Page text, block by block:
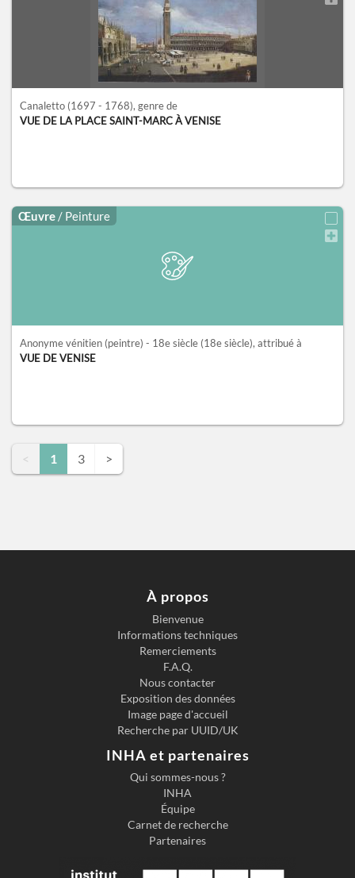
Canaletto (1697 - 1768), genre de
VUE DE LA PLACE SAINT-MARC À VENISE
Œuvre / Peinture
Anonyme vénitien (peintre) - 18e siècle (18e siècle), attribué à
VUE DE VENISE
< 1 3 >
À propos
Bienvenue
Informations techniques
Remerciements
F.A.Q.
Nous contacter
Exposition des données
Image page d'accueil
Recherche par UUID/UK
INHA et partenaires
Qui sommes-nous ?
INHA
Équipe
Carnet de recherche
Partenaires